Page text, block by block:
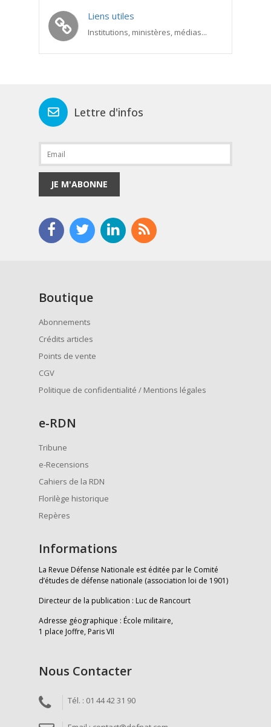
Liens utiles
Institutions, ministères, médias...
Lettre d'infos
JE M'ABONNE
Boutique
Abonnements
Crédits articles
Points de vente
CGV
Politique de confidentialité / Mentions légales
e-RDN
Tribune
e-Recensions
Cahiers de la RDN
Florilège historique
Repères
Informations
La Revue Défense Nationale est éditée par le Comité
d’études de défense nationale (association loi de 1901)
Directeur de la publication : Luc de Rancourt
Adresse géographique : École militaire,
1 place Joffre, Paris VII
Nous Contacter
Tél. : 01 44 42 31 90